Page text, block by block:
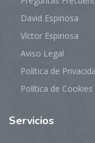
David Espinosa
Víctor Espinosa
Aviso Legal
Política de
Política de Cookies
Servicios